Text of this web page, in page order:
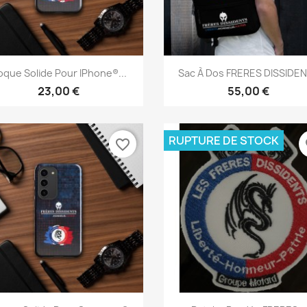
Aperçu rapide
Solide Pour IPhone®...
23,00 €
Aperçu rapide
Sac À Dos FRERES
55,00 €
favorite_border RUPTURE DE STOCK